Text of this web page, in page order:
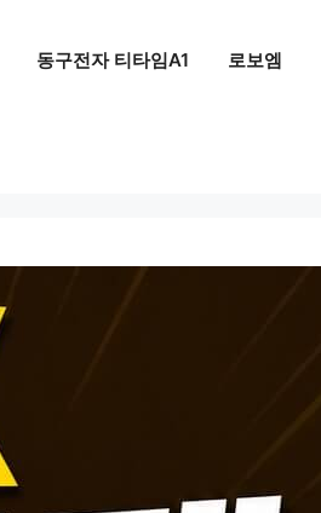
동구전자 티타임A1 로보엠